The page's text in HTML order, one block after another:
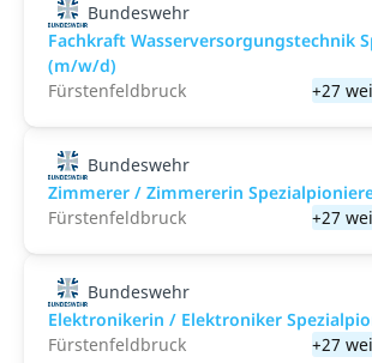
Bundeswehr
Fachkraft Wasserversorgungstechnik
(m/w/d)
Fürstenfeldbruck
+27
Bundeswehr
Zimmerer / Zimmererin
Fürstenfeldbruck
+27
Bundeswehr
Elektronikerin / Elektroniker
Fürstenfeldbruck
+27